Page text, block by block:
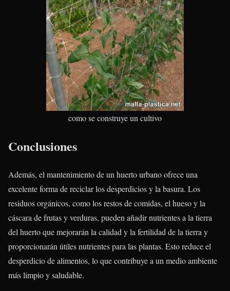
como se construye un cultivo
Conclusiones
Además, el mantenimiento de un huerto urbano ofrece una
excelente forma de reciclar los desperdicios y la basura. Los
residuos orgánicos, como los restos de comidas, el hueso y la
cáscara de frutas y verduras, pueden añadir nutrientes a la tierra
del huerto que mejorarán la calidad y la fertilidad de la tierra y
proporcionarán útiles nutrientes para las plantas. Esto reduce el
desperdicio de alimentos, lo que contribuye a un medio ambiente
más limpio y saludable.